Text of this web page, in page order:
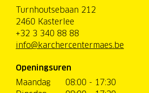
Turnhoutsebaan 212
2460 Kasterlee
+32 3 340 88 88
info@karchercentermaes.be
Openingsuren
Maandag
08:00 - 17:30